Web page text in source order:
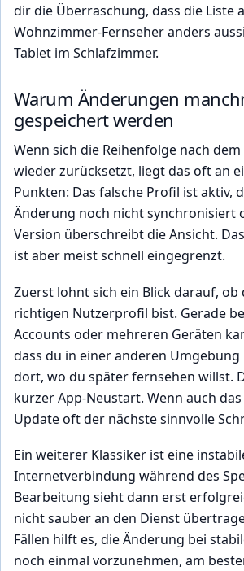
dir die Überraschung, dass die Liste
Wohnzimmer-Fernseher anders
Tablet im Schlafzimmer.
Warum Änderungen
gespeichert werden
Wenn sich die Reihenfolge nach
wieder zurücksetzt, liegt das oft an
Punkten: Das falsche Profil ist aktiv,
Änderung noch nicht synchronisiert
Version überschreibt die Ansicht.
ist aber meist schnell eingegrenzt.
Zuerst lohnt sich ein Blick darauf,
richtigen Nutzerprofil bist. Gerade
Accounts oder mehreren Geräten
dass du in einer anderen
dort, wo du später fernsehen willst.
kurzer App-Neustart. Wenn auch
Update oft der nächste sinnvolle
Ein weiterer Klassiker ist eine
Internetverbindung während des
Bearbeitung sieht dann erst
nicht sauber an den Dienst
Fällen hilft es, die Änderung bei
noch einmal vorzunehmen, am